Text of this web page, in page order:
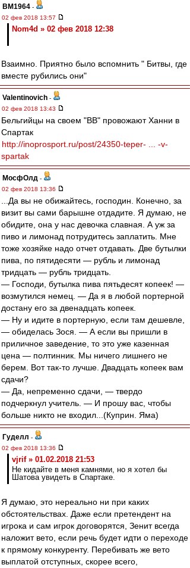
BM1964 -
02 фев 2018 13:57
Nom4d » 02 фев 2018 12:38
Взаимно. Приятно было вспомнить " Битвы, где
вместе рубились они"
Valentinovich -
02 фев 2018 13:43
Бельгийцы на своем "ВВ" провожают Ханни в
Спартак
http://inoprosport.ru/post/24350-teper- ... -v-
spartak
МосфОлд -
02 фев 2018 13:36
...Да вы не обижайтесь, господин. Конечно, за
визит вы сами барышне отдадите. Я думаю, не
обидите, она у нас девочка славная. А уж за
пиво и лимонад потрудитесь заплатить. Мне
тоже хозяйке надо отчет отдавать. Две бутылки
пива, по пятидесяти — рубль и лимонад
тридцать — рубль тридцать.
— Господи, бутылка пива пятьдесят копеек! —
возмутился немец. — Да я в любой портерной
достану его за двенадцать копеек.
— Ну и идите в портерную, если там дешевле,
— обиделась Зося. — А если вы пришли в
приличное заведение, то это уже казенная
цена — полтинник. Мы ничего лишнего не
берем. Вот так-то лучше. Двадцать копеек вам
сдачи?
— Да, непременно сдачи, — твердо
подчеркнул учитель. — И прошу вас, чтобы
больше никто не входил...(Куприн. Яма)
Гуделл -
02 фев 2018 13:36
vjrif » 01.02.2018 21:53
Не кидайте в меня камнями, но я хотел бы
Шатова увидеть в Спартаке.
Я думаю, это нереально ни при каких
обстоятельствах. Даже если претендент на
игрока и сам игрок договорятся, Зенит всегда
наложит вето, если речь будет идти о переходе
к прямому конкуренту. Перебивать же вето
выплатой отступных, скорее всего,